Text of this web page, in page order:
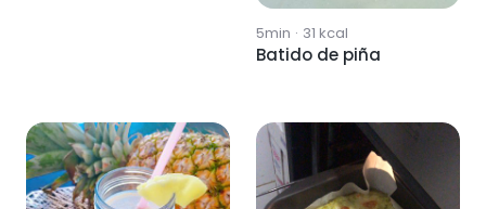
5min · 31 kcal
Batido de piña